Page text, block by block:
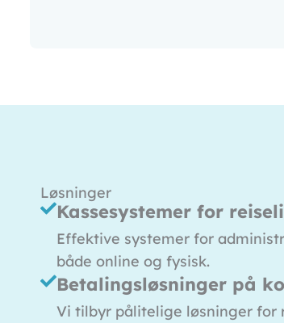
Løsninger
Kassesystemer for
Effektive systemer for
både online og fysisk.
Betalingsløsninger på
Vi tilbyr pålitelige løsninger for